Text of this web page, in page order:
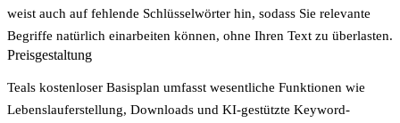
weist auch auf fehlende Schlüsselwörter hin, sodass Sie relevante
Begriffe natürlich einarbeiten können, ohne Ihren Text zu überlasten.
Preisgestaltung
Teals kostenloser Basisplan umfasst wesentliche Funktionen wie
Lebenslauferstellung, Downloads und KI-gestützte Keyword-